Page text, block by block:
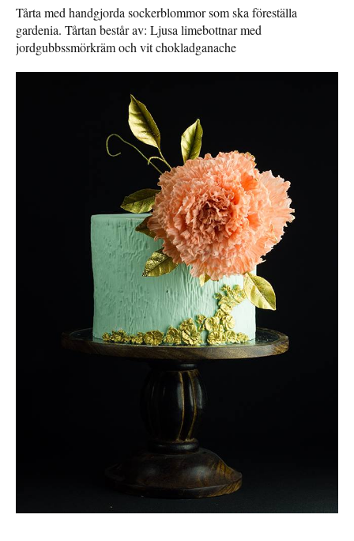
Tårta med handgjorda sockerblommor som ska föreställa
gardenia. Tårtan består av: Ljusa limebottnar med
jordgubbssmörkräm och vit chokladganache